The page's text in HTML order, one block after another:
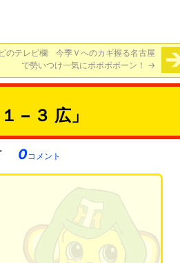
のテレビ欄 今季Ｖへのカギ握る名古屋
で勢いつけ一気にポポポポーン！ →
– ３ 広」
0コメント